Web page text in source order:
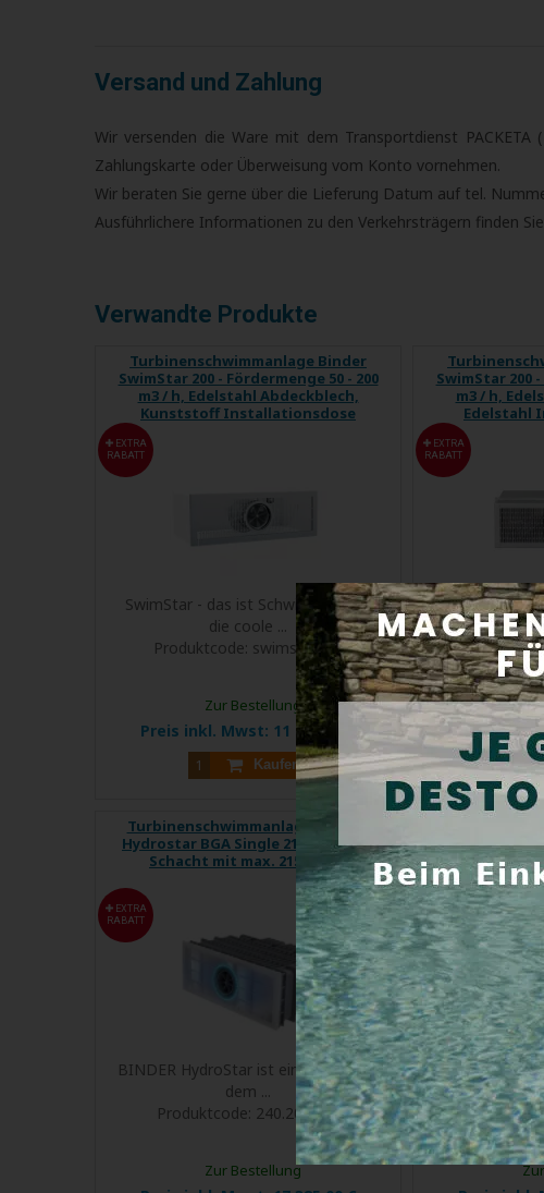
Versand und Zahlung
Wir versenden die Ware mit dem Transportdienst PACKETA (
Zahlungskarte oder Überweisung vom Konto vornehmen.
Wir beraten Sie gerne über die Lieferung Datum auf tel.
Ausführlichere Informationen zu den Verkehrsträgern finden
Verwandte Produkte
Turbinenschwimmanlage Binder
SwimStar 200 - Fördermenge 50 - 200
m3 / h, Edelstahl Abdeckblech,
Kunststoff Installationsdose
EXTRA
RABATT
SwimStar - das ist Schwimmen auf
die coole ...
Produktcode: swimstar200
Preis inkl. Mwst: 11 413,25 €
Kaufen
Zur Bestellung
SwimStar 200
m3 / h,
Edelstahl
EXTRA
RABATT
SwimStar -
Preis inkl.
Turbinenschwimmanlage BINDER
Hydrostar BGA Single 215K im Poly-
Schacht mit max. 215 m3 / h
EXTRA
RABATT
BINDER HydroStar ist einzigartig auf
dem ...
Produktcode: 240.203.077
Zur Bestellung
Hydrostar
Schacht
EXTRA
RABATT
HydroStar